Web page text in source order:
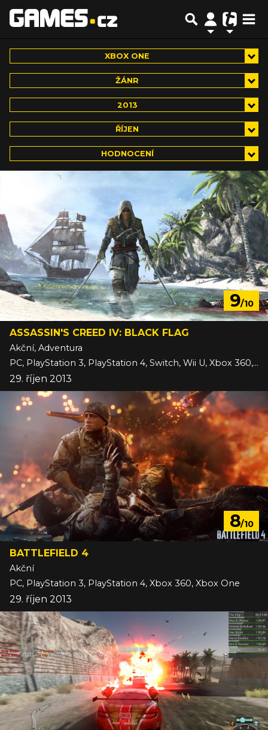
XBOX ONE
ŽÁNR
2013
ŘÍJEN
HODNOCENÍ
9/10
ASSASSIN'S CREED IV: BLACK FLAG
Akční, Adventura
PC, PlayStation 3, PlayStation 4, Switch, Wii U, Xbox 360, Xbox One
29. říjen 2013
8/10
BATTLEFIELD 4
Akční
PC, PlayStation 3, PlayStation 4, Xbox 360, Xbox One
29. říjen 2013